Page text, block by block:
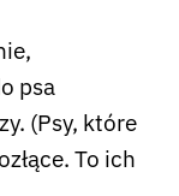
psa
(Psy, które
To ich